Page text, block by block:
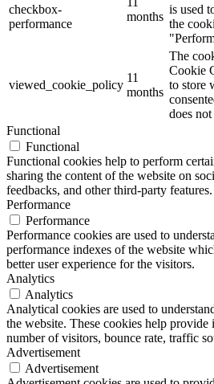
checkbox-
performance
months
is used
the
viewed_cookie_policy
11
months
The
Cookie
to store
does
Functional
Functional
Functional cookies help to perform
sharing the content of the website on
feedbacks, and other third-party features.
Performance
Performance
Performance cookies are used to
performance indexes of the website
better user experience for the visitors.
Analytics
Analytics
Analytical cookies are used to
the website. These cookies help
number of visitors, bounce rate, traffic
Advertisement
Advertisement